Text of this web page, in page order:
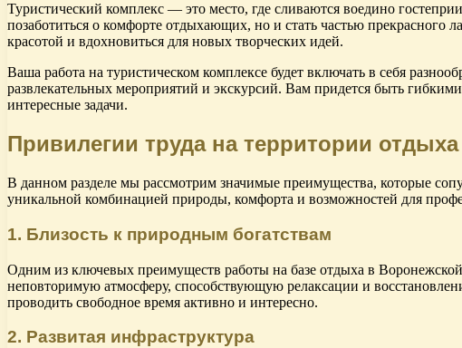
Туристический комплекс — это место, где сливаются воедино
позаботиться о комфорте отдыхающих, но и стать частью прекрасного
красотой и вдохновиться для новых творческих идей.
Ваша работа на туристическом комплексе будет включать в себя
развлекательных мероприятий и экскурсий. Вам придется быть
интересные задачи.
Привилегии труда на территории
В данном разделе мы рассмотрим значимые преимущества, которые
уникальной комбинацией природы, комфорта и возможностей для
1. Близость к природным богатствам
Одним из ключевых преимуществ работы на базе отдыха в
неповторимую атмосферу, способствующую релаксации и
проводить свободное время активно и интересно.
2. Развитая инфраструктура